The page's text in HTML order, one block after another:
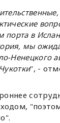
порта в
мы
Ненецкого
", -